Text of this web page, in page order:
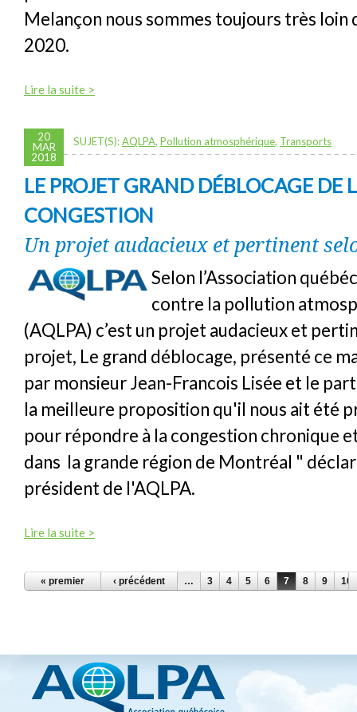
Melançon nous sommes toujours très loin
2020.
Lire la suite >
20
MAR
2018
SUJET(S):AQLPA, Pollution atmosphérique, Transports
LE PROJET GRAND DÉBLOCAGE DE
CONGESTION
Un projet audacieux et pertinent
Selon l’Association
contre la pollution
(AQLPA) c’est un projet audacieux et
projet, Le grand déblocage, présenté ce
par monsieur Jean-Francois Lisée et le
la meilleure proposition qu'il nous ait été
pour répondre à la congestion chronique
dans la grande région de Montréal "
président de l'AQLPA.
Lire la suite >
PAGES
« premier ‹ précédent … 3 4 5 6 7 8 9 10